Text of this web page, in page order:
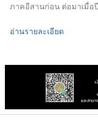
ภาคอีสานก่อน ต่อมาเมื่อ
อ่านรายละเอียด